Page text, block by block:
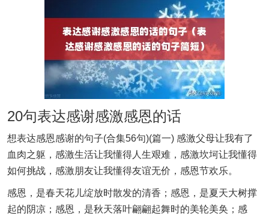
20句表达感谢感激感恩的话
想表达感恩感谢的句子(合集56句)(篇一) 感激父母让我有了
血肉之躯，感激生活让我懂得人生艰难，感激坎坷让我懂得
如何挑战，感激朋友让我懂得友谊无价，感恩节欢乐。
感恩，是春天花儿绽放时散发的清香；感恩，是夏天大树撑
起的阴凉；感恩，是秋天落叶翩翩起舞时的美轮美奂；感